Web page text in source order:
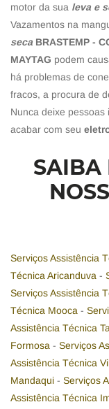
motor da sua leva e
Vazamentos na
seca BRASTEMP -
MAYTAG podem
há problemas de
fracos, a procura de
Nunca deixe
acabar com seu
SAIBA
Serviços Assistência
Técnica Aricanduva -
Serviços Assistência
Técnica Mooca -
Assistência Técnica
Formosa - Serviços
Assistência Técnica
Mandaqui - Serviços
Assistência Técnica